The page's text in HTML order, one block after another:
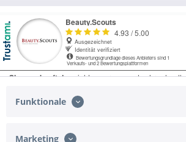
Funktionale
Marketing